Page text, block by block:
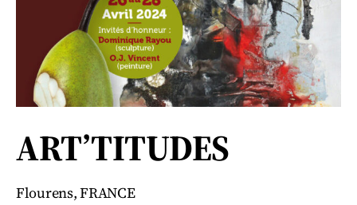
ART’TITUDES
Flourens, FRANCE